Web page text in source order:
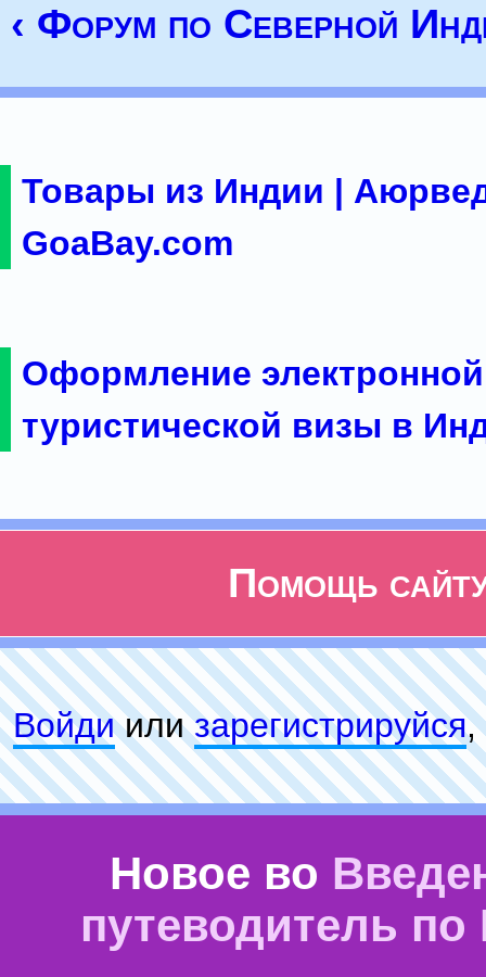
‹ Форум по Северной
Товары из Индии |
GoaBay.com
Оформление электронной
туристической визы в
Помощь
Войдиилизарeгиcтpируйся,
Новое во
путеводитель